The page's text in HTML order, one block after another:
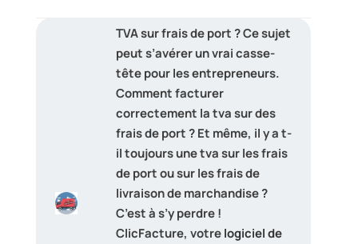
TVA sur frais de port ? Ce sujet
peut s’avérer un vrai casse-
tête pour les entrepreneurs.
Comment facturer
correctement la tva sur des
frais de port ? Et même, il y a t-
il toujours une tva sur les frais
de port ou sur les frais de
livraison de marchandise ?
C’est à s’y perdre !
ClicFacture, votre logiciel de